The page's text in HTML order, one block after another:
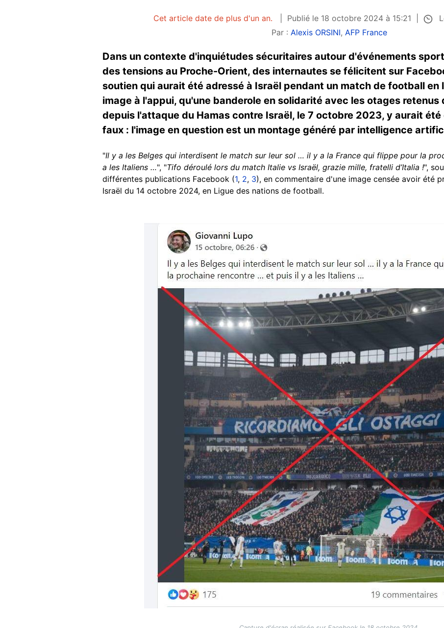
Cet article date de plus d'un an. Publié le 18 octobre 2024 à 15:21
Par : Alexis ORSINI, AFP France
Dans un contexte d'inquiétudes sécuritaires autour d'événements
des tensions au Proche-Orient, des internautes se félicitent sur
soutien qui aurait été adressé à Israël pendant un match de football en
image à l'appui, qu'une banderole en solidarité avec les otages retenus
depuis l'attaque du Hamas contre Israël, le 7 octobre 2023, y aurait
faux : l'image en question est un montage généré par intelligence
"Il y a les Belges qui interdisent le match sur leur sol … il y a la France qui flippe pour la
a les Italiens …", "Tifo déroulé lors du match Italie vs Israël, grazie mille, fratelli d’Italia !",
différentes publications Facebook (1, 2, 3), en commentaire d'une image censée avoir été
Israël du 14 octobre 2024, en Ligue des nations de football.